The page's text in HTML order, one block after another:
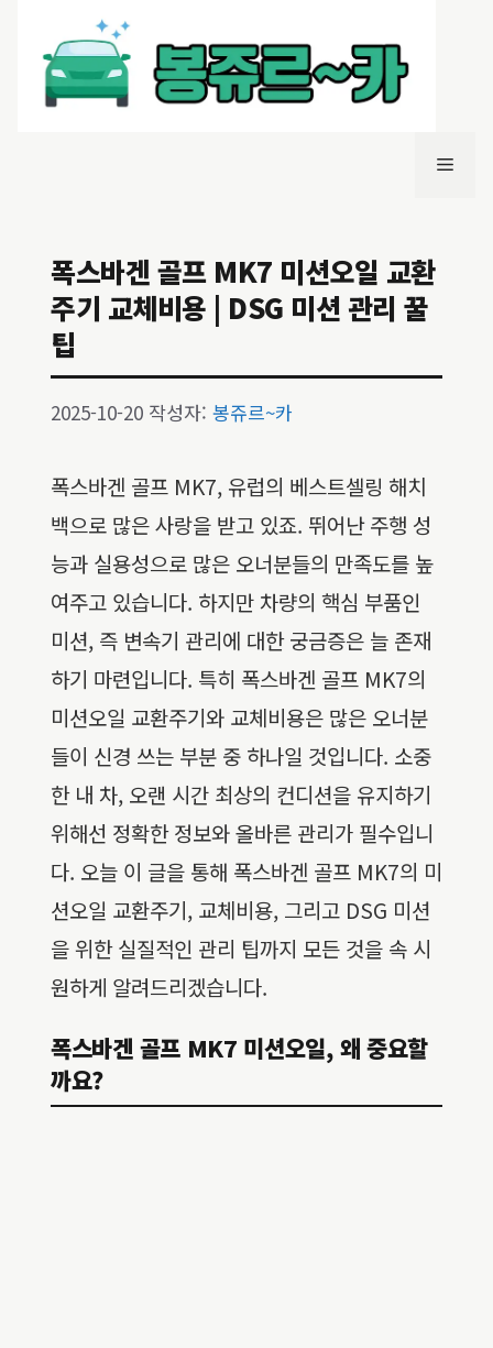
메
폭스바겐 골프 MK7 미션오일 교환
주기 교체비용 | DSG 미션 관리 꿀
팁
2025-10-20 작성자: 봉쥬르~카
폭스바겐 골프 MK7, 유럽의 베스트셀링 해치
백으로 많은 사랑을 받고 있죠. 뛰어난 주행 성
능과 실용성으로 많은 오너분들의 만족도를 높
여주고 있습니다. 하지만 차량의 핵심 부품인
미션, 즉 변속기 관리에 대한 궁금증은 늘 존재
하기 마련입니다. 특히 폭스바겐 골프 MK7의
미션오일 교환주기와 교체비용은 많은 오너분
들이 신경 쓰는 부분 중 하나일 것입니다. 소중
한 내 차, 오랜 시간 최상의 컨디션을 유지하기
위해선 정확한 정보와 올바른 관리가 필수입니
다. 오늘 이 글을 통해 폭스바겐 골프 MK7의 미
션오일 교환주기, 교체비용, 그리고 DSG 미션
을 위한 실질적인 관리 팁까지 모든 것을 속 시
원하게 알려드리겠습니다.
폭스바겐 골프 MK7 미션오일, 왜 중요할
까요?